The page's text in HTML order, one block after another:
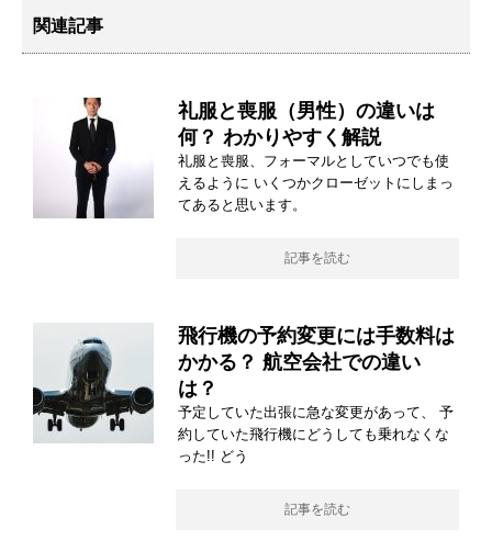
関連記事
礼服と喪服（男性）の違いは
何？ わかりやすく解説
礼服と喪服、フォーマルとしていつでも使
えるように いくつかクローゼットにしまっ
てあると思います。
記事を読む
飛行機の予約変更には手数料は
かかる？ 航空会社での違い
は？
予定していた出張に急な変更があって、 予
約していた飛行機にどうしても乗れなくな
った!! どう
記事を読む